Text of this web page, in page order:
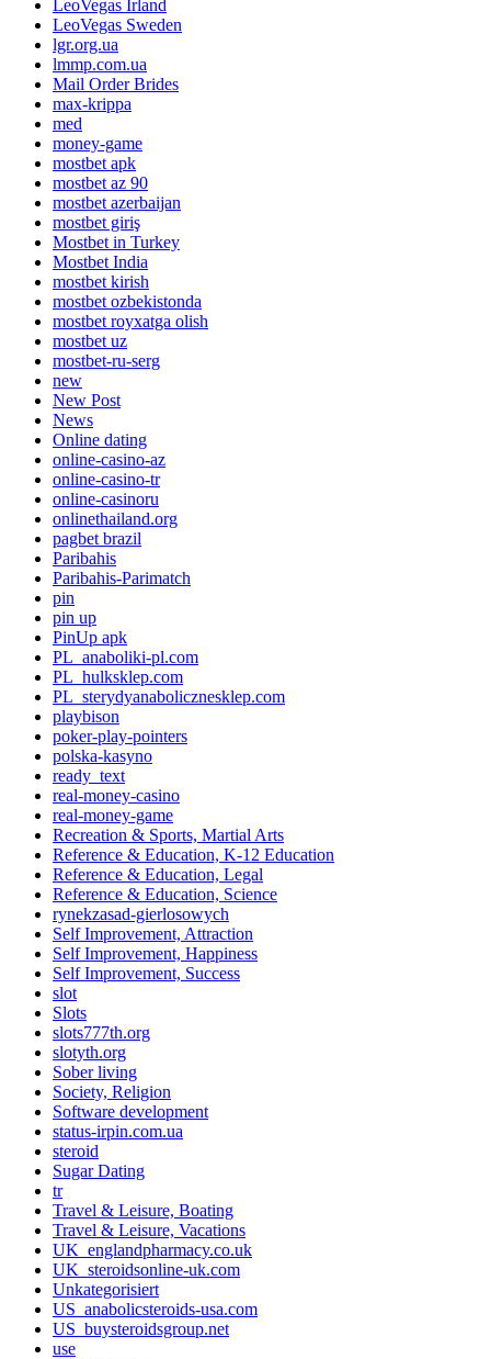
LeoVegas Irland
LeoVegas Sweden
lgr.org.ua
lmmp.com.ua
Mail Order Brides
max-krippa
med
money-game
mostbet apk
mostbet az 90
mostbet azerbaijan
mostbet giriş
Mostbet in Turkey
Mostbet India
mostbet kirish
mostbet ozbekistonda
mostbet royxatga olish
mostbet uz
mostbet-ru-serg
new
New Post
News
Online dating
online-casino-az
online-casino-tr
online-casinoru
onlinethailand.org
pagbet brazil
Paribahis
Paribahis-Parimatch
pin
pin up
PinUp apk
PL_anaboliki-pl.com
PL_hulksklep.com
PL_sterydyanabolicznesklep.com
playbison
poker-play-pointers
polska-kasyno
ready_text
real-money-casino
real-money-game
Recreation & Sports, Martial Arts
Reference & Education, K-12 Education
Reference & Education, Legal
Reference & Education, Science
rynekzasad-gierlosowych
Self Improvement, Attraction
Self Improvement, Happiness
Self Improvement, Success
slot
Slots
slots777th.org
slotyth.org
Sober living
Society, Religion
Software development
status-irpin.com.ua
steroid
Sugar Dating
tr
Travel & Leisure, Boating
Travel & Leisure, Vacations
UK_englandpharmacy.co.uk
UK_steroidsonline-uk.com
Unkategorisiert
US_anabolicsteroids-usa.com
US_buysteroidsgroup.net
use